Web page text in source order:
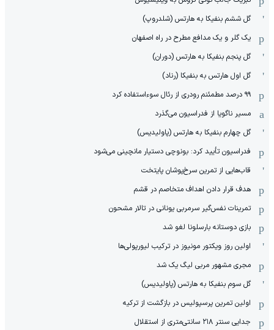
گل ششم بنفیکا به هارتس (شلدروپ)
یک گلر و یک مدافع مطرح در راه اصفهان
گل پنجم بنفیکا به هارتس (دوران)
گل اول هارتس به بنفیکا (رناد)
۹۹ درصد مطمئنم رودری از رئال سوءاستفاده کرد
مسیر ناگویا از فدراسیون می‌گذرد
گل چهارم بنفیکا به هارتس (پاولیدیس)
فدراسیون تأیید کرد: بونوچی دستیار مانچینی می‌شود
قاب‌هایی از تمرین سرخ‌پوشان پایتخت
هدف قرار دادن اهداف متخاصم در قشم
‏تمرینات نفس‌گیر سرمربی یونانی در تالار مشحون
بازی دوستانه بارسلونا لغو شد
اولین روز ویکتور مونیوز در ترکیب لیورپولی‌ها
مجری مشهور مربی لیگ یک شد
گل سوم بنفیکا به هارتس (پاولیدیس)
اولین تمرین پرسپولیس در بازگشت از ترکیه
جدایی سنتر ۲۱۸ سانتی‌متری از استقلال